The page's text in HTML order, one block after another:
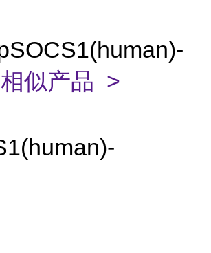
似产品 >